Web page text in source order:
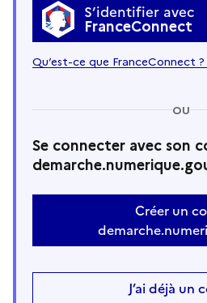
S’identifier avec
FranceConnect
Qu’est-ce que FranceConnect ?
OU
Se connecter avec son
Créer un
J’ai déjà un